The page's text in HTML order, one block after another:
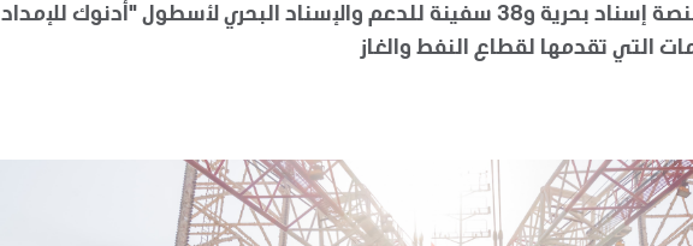
الاستحواذ يضيف 24 منصة إسناد بحرية و38 سفينة للدعم والإسناد البحري لأسطول "أدنوك للإمداد
التي تقدمها لقطاع النفط والغاز